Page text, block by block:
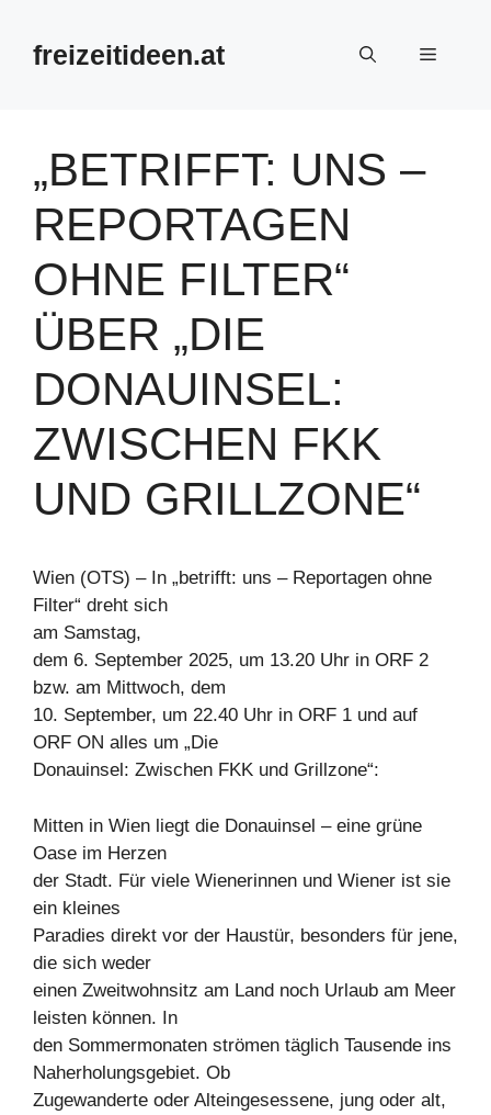
Inhalt
springenfreizeitideen.at Menü
„BETRIFFT: UNS –
REPORTAGEN
OHNE FILTER“
ÜBER „DIE
DONAUINSEL:
ZWISCHEN FKK
UND GRILLZONE“
Wien (OTS) – In „betrifft: uns – Reportagen ohne
Filter“ dreht sich
am Samstag,
dem 6. September 2025, um 13.20 Uhr in ORF 2
bzw. am Mittwoch, dem
10. September, um 22.40 Uhr in ORF 1 und auf
ORF ON alles um „Die
Donauinsel: Zwischen FKK und Grillzone“:
Mitten in Wien liegt die Donauinsel – eine grüne
Oase im Herzen
der Stadt. Für viele Wienerinnen und Wiener ist sie
ein kleines
Paradies direkt vor der Haustür, besonders für jene,
die sich weder
einen Zweitwohnsitz am Land noch Urlaub am Meer
leisten können. In
den Sommermonaten strömen täglich Tausende ins
Naherholungsgebiet. Ob
Zugewanderte oder Alteingesessene, jung oder alt,